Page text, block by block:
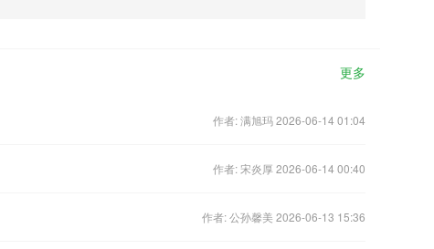
更多
作者: 满旭玛 2026-06-14 01:04
作者: 宋炎厚 2026-06-14 00:40
作者: 公孙馨美 2026-06-13 15:36